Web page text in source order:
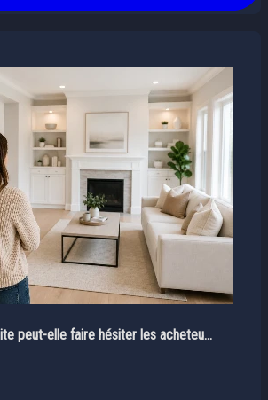
peut-elle faire hésiter les acheteu...